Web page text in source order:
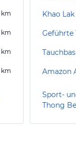
km
km
km
km
Khao
Amazon
Sport-
Thong